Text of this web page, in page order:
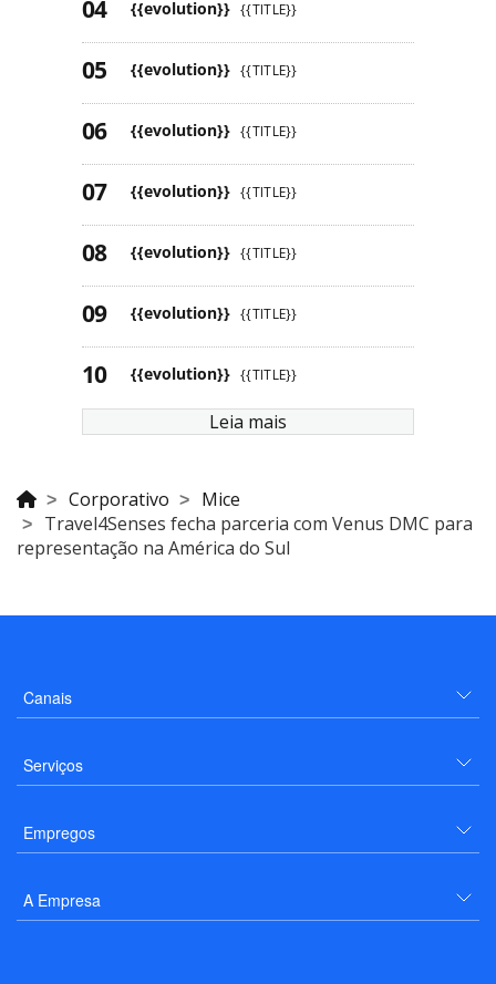
{{evolution}} {{TITLE}}
{{evolution}} {{TITLE}}
{{evolution}} {{TITLE}}
{{evolution}} {{TITLE}}
{{evolution}} {{TITLE}}
{{evolution}} {{TITLE}}
{{evolution}} {{TITLE}}
Leia mais
Corporativo
Mice
Travel4Senses fecha parceria com Venus DMC para
representação na América do Sul
Canais
Serviços
Empregos
A Empresa